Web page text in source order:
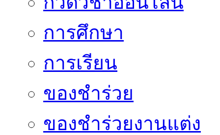
การศึกษา
การเรียน
ของชำร่วย
ของชำร่วยงานแต่ง